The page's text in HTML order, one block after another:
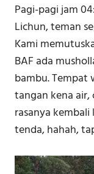
Pagi-pagi jam
Lichun, teman
Kami
BAF ada
bambu. Tempat
tangan kena
rasanya
tenda, hahah,